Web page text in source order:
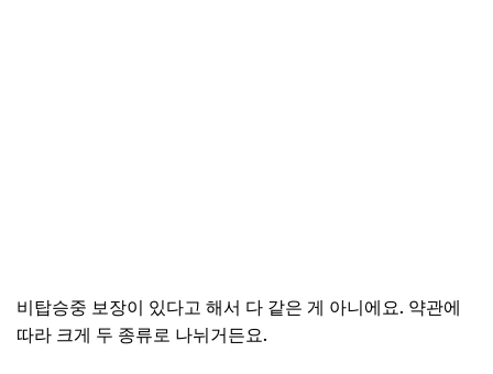
비탑승중 보장이 있다고 해서 다 같은 게 아니에요. 약관에
따라 크게 두 종류로 나뉘거든요.